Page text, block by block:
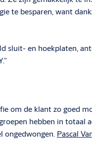
te besparen, want
sluit- en hoekplaten,
om de klant zo goed
hebben in totaal
ongedwongen. Pascal